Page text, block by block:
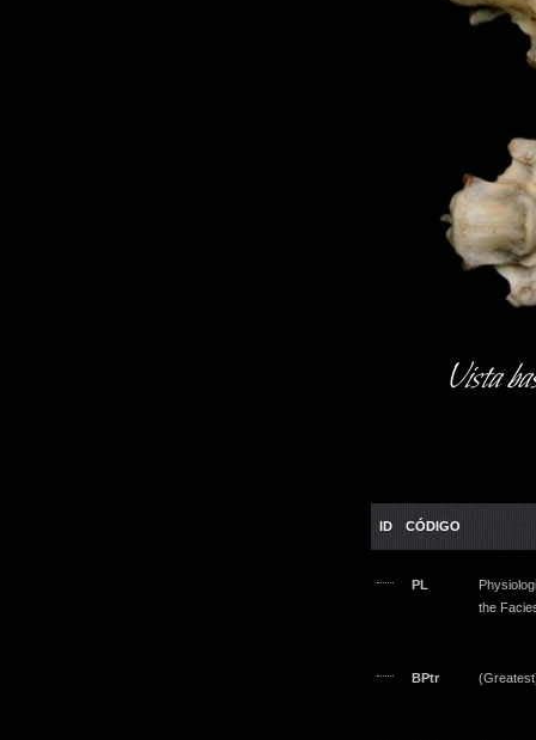
Vista
ID CÓDIGO
PL
the
BPtr